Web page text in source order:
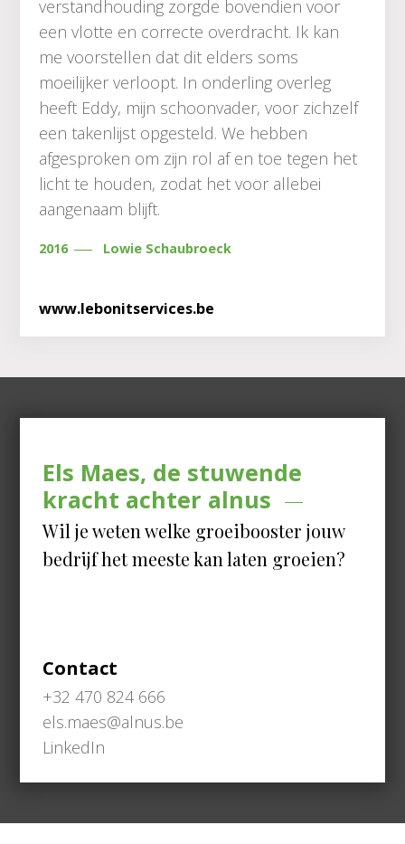
verstandhouding zorgde bovendien voor
een vlotte en correcte overdracht. Ik kan
me voorstellen dat dit elders soms
moeilijker verloopt. In onderling overleg
heeft Eddy, mijn schoonvader, voor zichzelf
een takenlijst opgesteld. We hebben
afgesproken om zijn rol af en toe tegen het
licht te houden, zodat het voor allebei
aangenaam blijft.
2016 Lowie Schaubroeck
www.lebonitservices.be
Els Maes, de stuwende
kracht achter alnus
Wil je weten welke groeibooster jouw
bedrijf het meeste kan laten groeien?
Contact
+32 470 824 666
els.maes@alnus.be
LinkedIn